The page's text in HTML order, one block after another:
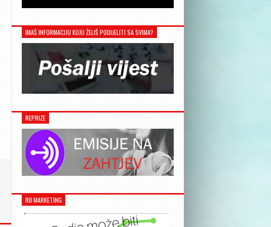
IMAŠ INFORMACIJU KOJU ŽELIŠ PODIJELITI SA SVIMA?
REPRIZE
RĐ MARKETING